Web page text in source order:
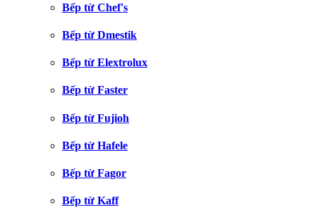
Bếp từ Chef's
Bếp từ Dmestik
Bếp từ Elextrolux
Bếp từ Faster
Bếp từ Fujioh
Bếp từ Hafele
Bếp từ Fagor
Bếp từ Kaff